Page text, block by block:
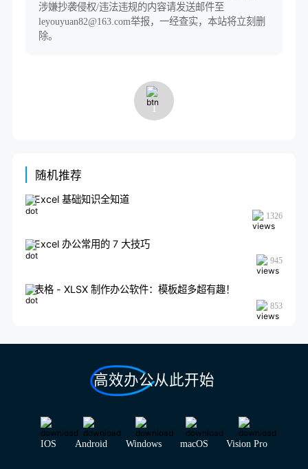
涉嫌抄袭侵权/违法违规的内容请发送邮件至
leyouyuan82@163.com举报，一经查实，本站将立刻删
除。
1
随机推荐
Excel 基础知识全知道
1326
Excel 办公常用的 7 大技巧
945
表格 - XLSX 制作办公软件：模板超多超有趣！
853
高效办公从此开始
IOS Android Windows macOS Vision Pro